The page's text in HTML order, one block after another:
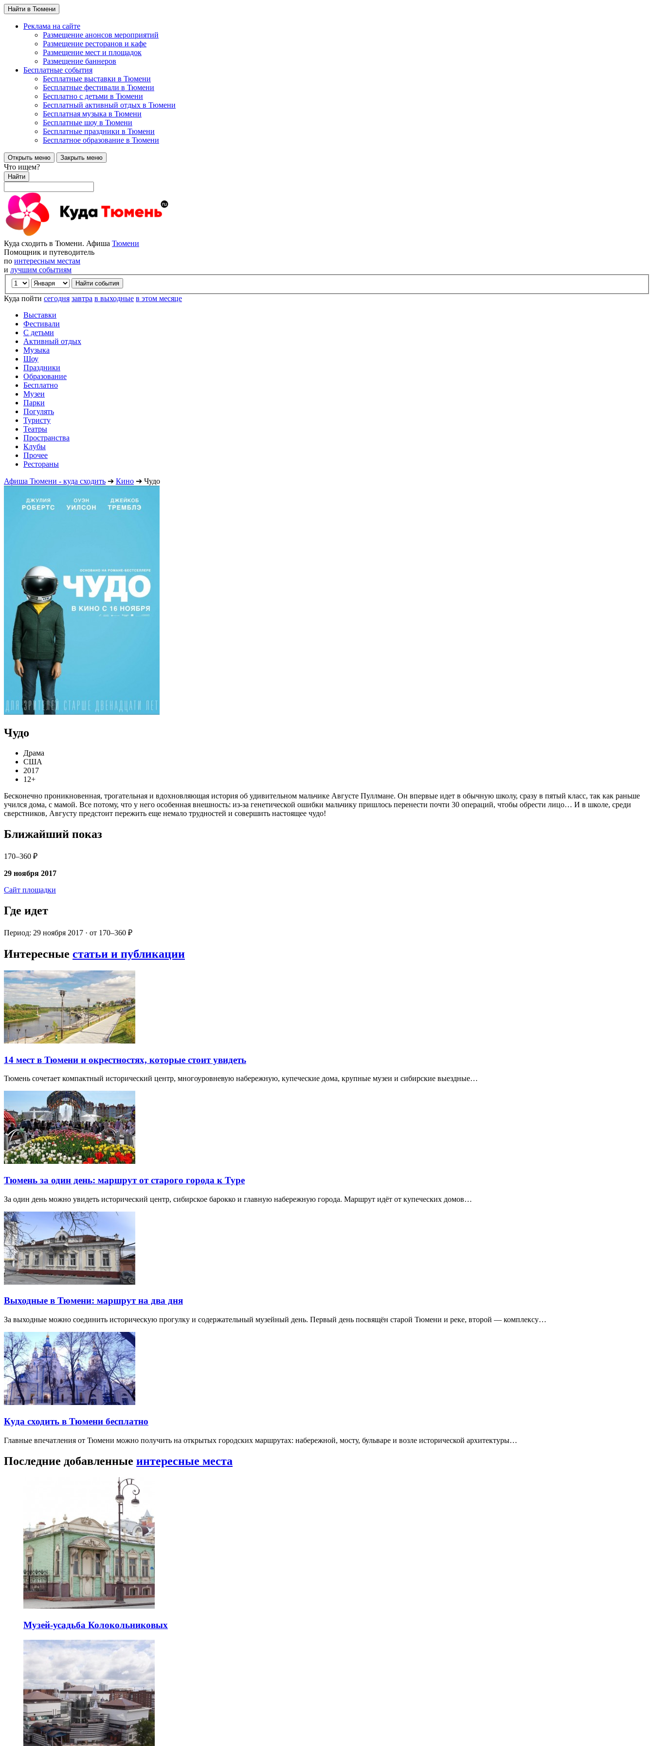
Найти в Тюмени
Реклама на сайте
Размещение анонсов мероприятий
Размещение ресторанов и кафе
Размещение мест и площадок
Размещение баннеров
Бесплатные события
Бесплатные выставки в Тюмени
Бесплатные фестивали в Тюмени
Бесплатно с детьми в Тюмени
Бесплатный активный отдых в Тюмени
Бесплатная музыка в Тюмени
Бесплатные шоу в Тюмени
Бесплатные праздники в Тюмени
Бесплатное образование в Тюмени
Открыть меню Закрыть меню
Что ищем?
Найти
Куда сходить в Тюмени. Афиша Тюмени
Помощник и путеводитель
по интересным местам
и лучшим событиям
Куда пойти сегодня завтра в выходные в этом месяце
Выставки
Фестивали
С детьми
Активный отдых
Музыка
Шоу
Праздники
Образование
Бесплатно
Музеи
Парки
Погулять
Туристу
Театры
Пространства
Клубы
Прочее
Рестораны
Афиша Тюмени - куда сходить ➔ Кино ➔ Чудо
Чудо
Драма
США
2017
12+
Бесконечно проникновенная, трогательная и вдохновляющая история об удивительном мальчике Августе Пуллмане. Он впервые идет в обычную школу, сразу в пятый класс, так как раньше
учился дома, с мамой. Все потому, что у него особенная внешность: из-за генетической ошибки мальчику пришлось перенести почти 30 операций, чтобы обрести лицо… И в школе, среди
сверстников, Августу предстоит пережить еще немало трудностей и совершить настоящее чудо!
Ближайший показ
170–360 ₽
29 ноября 2017
Сайт площадки
Где идет
Период: 29 ноября 2017 · от 170–360 ₽
Интересные статьи и публикации
14 мест в Тюмени и окрестностях, которые стоит увидеть
Тюмень сочетает компактный исторический центр, многоуровневую набережную, купеческие дома, крупные музеи и сибирские выездные…
Тюмень за один день: маршрут от старого города к Туре
За один день можно увидеть исторический центр, сибирское барокко и главную набережную города. Маршрут идёт от купеческих домов…
Выходные в Тюмени: маршрут на два дня
За выходные можно соединить историческую прогулку и содержательный музейный день. Первый день посвящён старой Тюмени и реке, второй — комплексу…
Куда сходить в Тюмени бесплатно
Главные впечатления от Тюмени можно получить на открытых городских маршрутах: набережной, мосту, бульваре и возле исторической архитектуры…
Последние добавленные интересные места
Музей-усадьба Колокольниковых